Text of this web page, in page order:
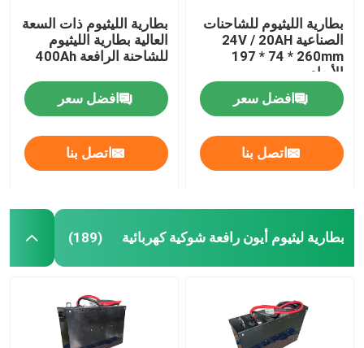
بطارية الليثيوم للشاحنات
الصناعية 24V / 20AH
197 * 74 * 260mm
الأبعاد
افضل سعر
اتصل بنا
بطارية الليثيوم ذات السعة
العالية بطارية الليثيوم
للشاحنة الرافعة 400Ah
افضل سعر
اتصل بنا
بطارية ليثيوم أيون رافعة شوكية كهربائية (189)